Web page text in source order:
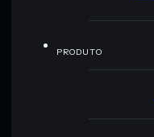
PRODUTO